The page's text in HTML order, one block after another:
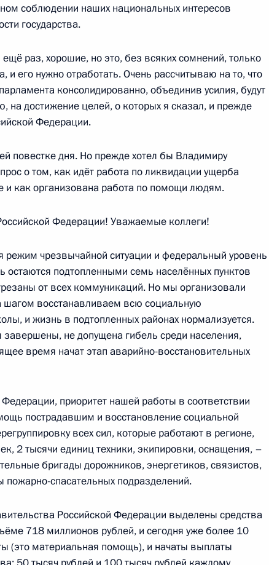
развитию и приоритетным
область, Ново-Огарёво
месторождения
область, Ново-Огарёво
5
Армения Сержу Саргсяну
звания Героя России
комиссии
11
«Калашников»
соблюдении наших национальных интересов
государства.
раз, хорошие, но это, без всяких сомнений, только
и его нужно отработать. Очень рассчитываю на то, что
консолидированно, объединив усилия, будут
на достижение целей, о которых я сказал, и прежде
Федерации.
повестке дня. Но прежде хотел бы Владимиру
о том, как идёт работа по ликвидации ущерба
и как организована работа по помощи людям.
Федерации! Уважаемые коллеги!
режим чрезвычайной ситуации и федеральный уровень
остаются подтопленными семь населённых пунктов
от всех коммуникаций. Но мы организовали
восстанавливаем всю социальную
и жизнь в подтопленных районах нормализуется.
не допущена гибель среди населения,
время начат этап аварийно-восстановительных
приоритет нашей работы в соответствии
пострадавшим и восстановление социальной
всех сил, которые работают в регионе,
2 тысячи единиц техники, экипировки, оснащения, –
бригады дорожников, энергетиков, связистов,
спасательных подразделений.
Российской Федерации выделены средства
718 миллионов рублей, и сегодня уже более 10
(это материальная помощь), и начаты выплаты